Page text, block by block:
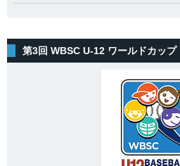
第3回 WBSC U-12 ワールドカップ